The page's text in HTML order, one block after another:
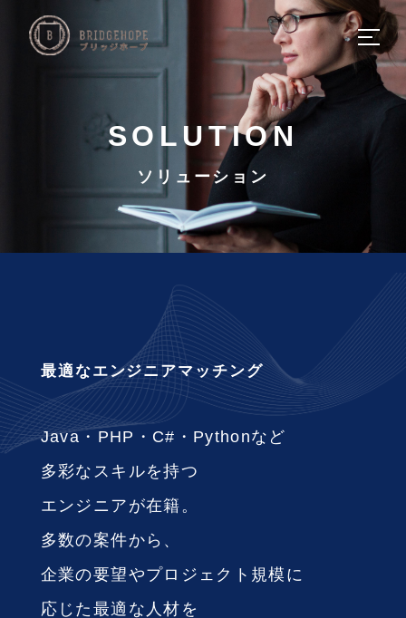
ホーム
COMPANY
会社概要
SOLUTION
ソリューション
NEWS
新着情報
採用情報
お問い合わせ
SOLUTION
ソリューション
最適なエンジニアマッチング
Java・PHP・C#・Pythonなど
多彩なスキルを持つ
エンジニアが在籍。
多数の案件から、
企業の要望やプロジェクト規模に
応じた最適な人材を